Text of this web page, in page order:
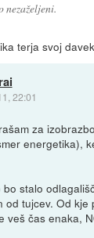
nezaželjeni.
terja svoj
22:01
za
energetika),
stalo
od tujcev. Od
veš čas enaka,